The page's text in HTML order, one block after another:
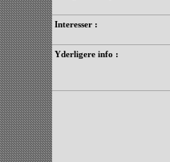
Interesser :
Yderligere info :